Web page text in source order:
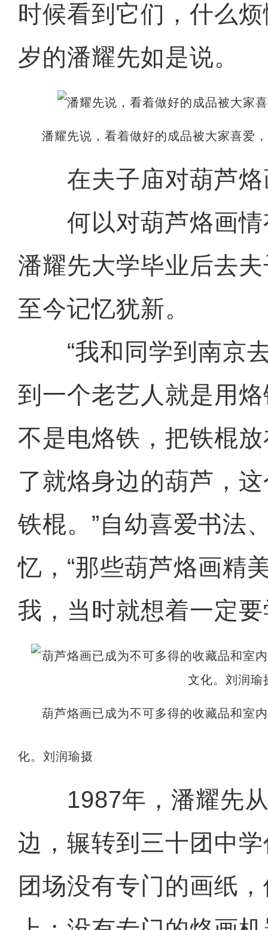
时候看到它们，什么
岁的潘耀先如是说。
潘耀先说，看着做好的成品被大家喜爱
在夫子庙对葫芦烙
何以对葫芦烙画情
潘耀先大学毕业后去
至今记忆犹新。
“我和同学到南京去
到一个老艺人就是用
不是电烙铁，把铁棍
了就烙身边的葫芦，
铁棍。”自幼喜爱书法
忆，“那些葫芦烙画精
我，当时就想着一定要
葫芦烙画已成为不可多得的收藏品和室
化。刘润瑜摄
1987年，潘耀先从
边，辗转到三十团中
团场没有专门的画纸